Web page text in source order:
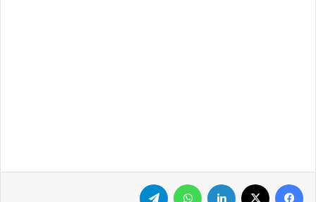
فيسبوك لينكدإن واتساب